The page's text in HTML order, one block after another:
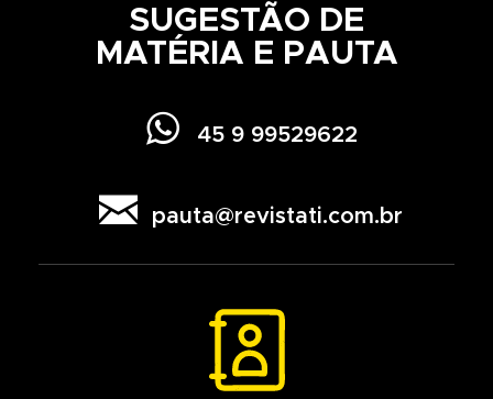
SUGESTÃO DE
MATÉRIA E PAUTA
 45 9 99529622
 pauta@revistati.com.br